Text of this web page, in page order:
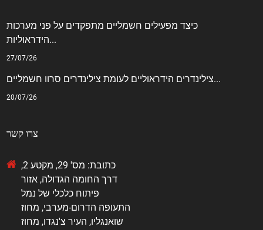
כיצד מפעילים חשמליים מתפקדים על פני מערכות
הידראוליות...
27/07/26
צילינדרים הידראוליים לעומת צילינדרים סרוו חשמליים...
20/07/26
צרו קשר
כתובת: מס' 29, מקטע 2,
דרך החומה הגדולה, אזור
פיתוח כלכלי של נמל
התעופה הדרום-מערבי, מחוז
שואנגליו, העיר צ'נגדו, מחוז